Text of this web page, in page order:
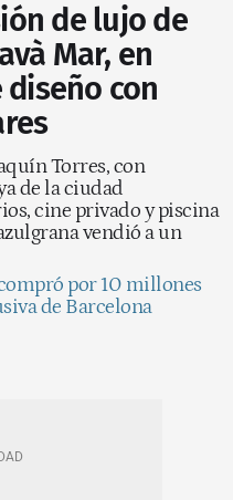
de lujo de
Mar, en
con
Torres, con
de la ciudad
cine privado y piscina
vendió a un
por 10 millones
de Barcelona